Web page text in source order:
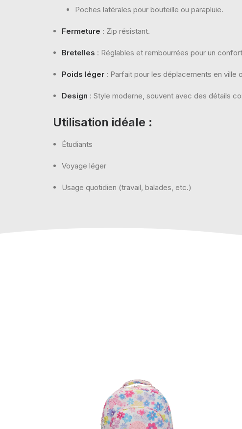
Poches latérales pour bouteille ou parapluie.
Fermeture : Zip résistant.
Bretelles : Réglables et rembourrées pour un
Poids léger : Parfait pour les déplacements en ville
Design : Style moderne, souvent avec des détails
Utilisation idéale :
Étudiants
Voyage léger
Usage quotidien (travail, balades, etc.)